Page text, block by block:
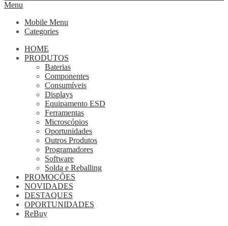
Menu
Mobile Menu
Categories
HOME
PRODUTOS
Baterias
Componentes
Consumíveis
Displays
Equipamento ESD
Ferramentas
Microscópios
Oportunidades
Outros Produtos
Programadores
Software
Solda e Reballing
PROMOÇÕES
NOVIDADES
DESTAQUES
OPORTUNIDADES
ReBuy